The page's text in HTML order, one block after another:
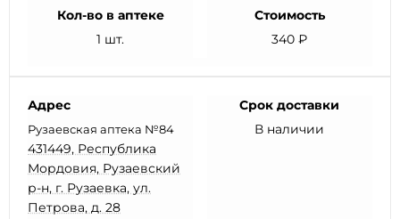
Кол-во в аптеке
1 шт.
Стоимость
340 ₽
Адрес
Рузаевская аптека №84
431449, Республика
Мордовия, Рузаевский
р-н, г. Рузаевка, ул.
Петрова, д. 28
Срок доставки
В наличии